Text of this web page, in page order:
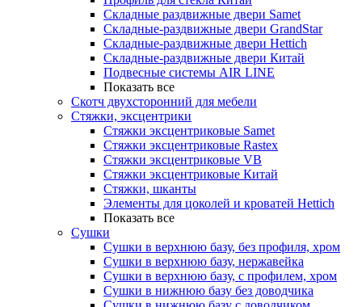
Складные раздвижные двери Samet
Складные-раздвижные двери GrandStar
Складные-раздвижные двери Hettich
Складные-раздвижные двери Китай
Подвесные системы AIR LINE
Показать все
Скотч двухсторонний для мебели
Стяжки, эксцентрики
Cтяжки эксцентриковые Samet
Стяжки эксцентриковые Rastex
Стяжки эксцентриковые VB
Стяжки эксцентриковые Китай
Стяжки, шканты
Элементы для цоколей и кроватей Hettich
Показать все
Сушки
Сушки в верхнюю базу, без профиля, хром
Сушки в верхнюю базу, нержавейка
Сушки в верхнюю базу, с профилем, хром
Сушки в нижнюю базу без доводчика